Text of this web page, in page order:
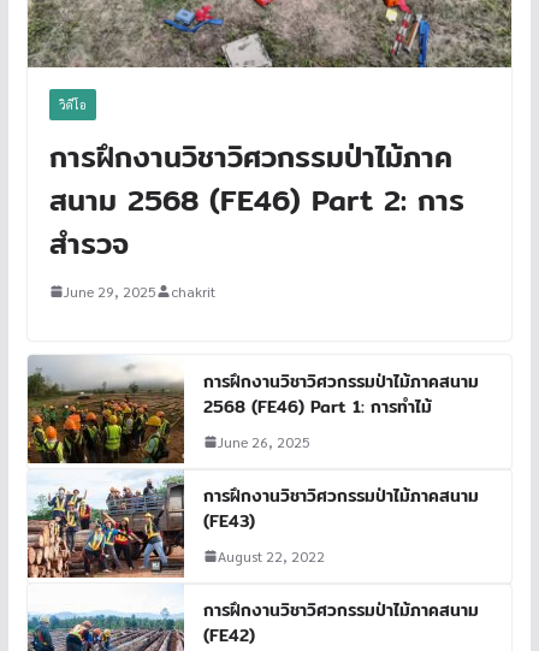
วิดีโอ
การฝึกงานวิชาวิศวกรรมป่าไม้ภาค
สนาม 2568 (FE46) Part 2: การ
สำรวจ
June 29, 2025 chakrit
การฝึกงานวิชาวิศวกรรมป่าไม้ภาคสนาม
2568 (FE46) Part 1: การทำไม้
June 26, 2025
การฝึกงานวิชาวิศวกรรมป่าไม้ภาคสนาม
(FE43)
August 22, 2022
การฝึกงานวิชาวิศวกรรมป่าไม้ภาคสนาม
(FE42)